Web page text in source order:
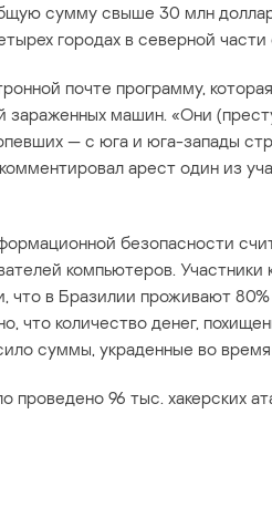
сумму свыше 30 млн
городах в северной части
почте программу,
зараженных машин. «Они
— с юга и юга-запады
арест один из
безопасности
компьютеров.
что в Бразилии проживают
что количество денег,
суммы, украденные во
проведено 96 тыс. хакерских